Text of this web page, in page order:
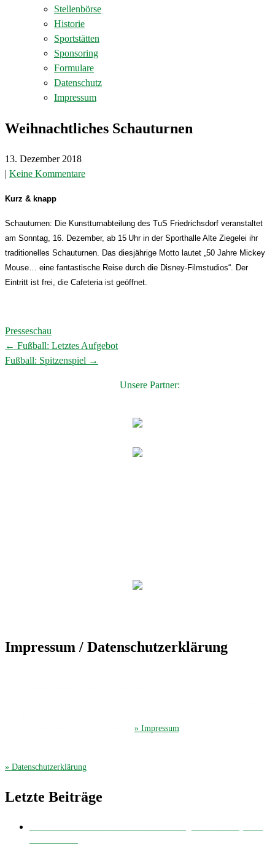
Stellenbörse
Historie
Sportstätten
Sponsoring
Formulare
Datenschutz
Impressum
Weihnachtliches Schauturnen
13. Dezember 2018
| Keine Kommentare
Kurz & knapp
Schauturnen: Die Kunstturnabteilung des TuS Friedrichsdorf veranstaltet
am Sonntag, 16. Dezember, ab 15 Uhr in der Sporthalle Alte Ziegelei ihr
traditionelles Schauturnen. Das diesjährige Motto lautet „50 Jahre Mickey
Mouse… eine fantastische Reise durch die Disney-Filmstudios“. Der
Eintritt ist frei, die Cafeteria ist geöffnet.
Presseschau
Post
navigation
← Fußball: Letztes Aufgebot
Fußball: Spitzenspiel →
Unsere Partner:
Impressum / Datenschutzerklärung
» Impressum
» Datenschutzerklärung
Letzte Beiträge